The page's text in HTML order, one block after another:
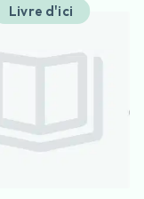
Livre d'ici